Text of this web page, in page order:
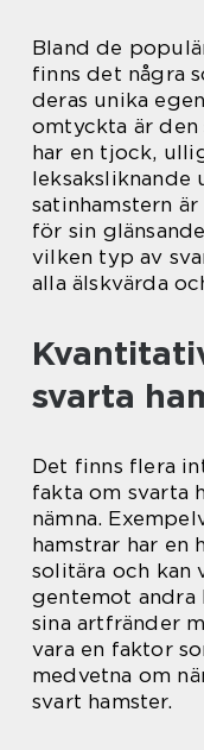
Bland de
finns det några
deras unika
omtyckta är
har en tjock,
leksaksliknande
satinhamstern
för sin
vilken typ av
alla älskvärda
svarta
Det finns flera
fakta om svarta
nämna.
hamstrar har en
solitära och kan
gentemot andra
sina artfränder
vara en faktor
medvetna om
svart hamster.